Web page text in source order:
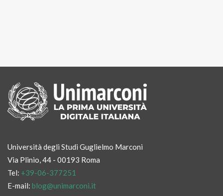
Università degli Studi Guglielmo Marconi
Via Plinio, 44 - 00193 Roma
Tel: +39-06-377251
E-mail: blog@unimarconi.it